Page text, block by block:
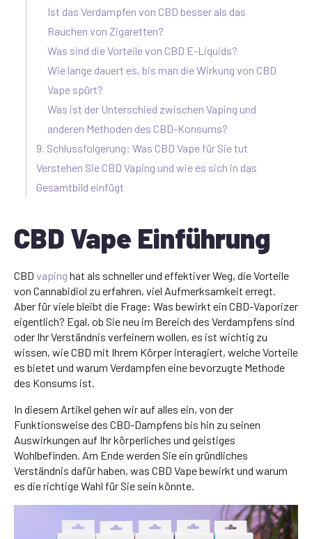
Ist das Verdampfen von CBD besser als das
Rauchen von Zigaretten?
Was sind die Vorteile von CBD E-Liquids?
Wie lange dauert es, bis man die Wirkung von CBD
Vape spürt?
Was ist der Unterschied zwischen Vaping und
anderen Methoden des CBD-Konsums?
9. Schlussfolgerung: Was CBD Vape für Sie tut
Verstehen Sie CBD Vaping und wie es sich in das
Gesamtbild einfügt
CBD Vape Einführung
CBD vaping hat als schneller und effektiver Weg, die Vorteile
von Cannabidiol zu erfahren, viel Aufmerksamkeit erregt.
Aber für viele bleibt die Frage: Was bewirkt ein CBD-Vaporizer
eigentlich? Egal, ob Sie neu im Bereich des Verdampfens sind
oder Ihr Verständnis verfeinern wollen, es ist wichtig zu
wissen, wie CBD mit Ihrem Körper interagiert, welche Vorteile
es bietet und warum Verdampfen eine bevorzugte Methode
des Konsums ist.
In diesem Artikel gehen wir auf alles ein, von der
Funktionsweise des CBD-Dampfens bis hin zu seinen
Auswirkungen auf Ihr körperliches und geistiges
Wohlbefinden. Am Ende werden Sie ein gründliches
Verständnis dafür haben, was CBD Vape bewirkt und warum
es die richtige Wahl für Sie sein könnte.